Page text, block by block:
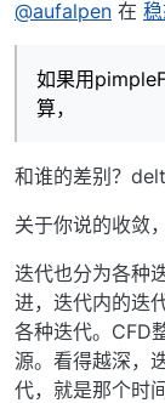
@aufalpen 在
如果用
算，
和谁的差别？
关于你说的收敛
迭代也分为各种
进，迭代内的迭
各种迭代。CFD
源。看得越深，
代，就是那个时